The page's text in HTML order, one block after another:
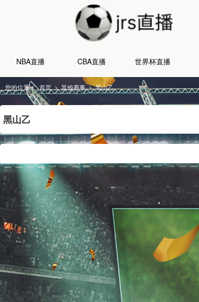
NBA直播 CBA直播 世界杯直播
您的位置： 首页>其他赛事>黑山乙
黑山乙